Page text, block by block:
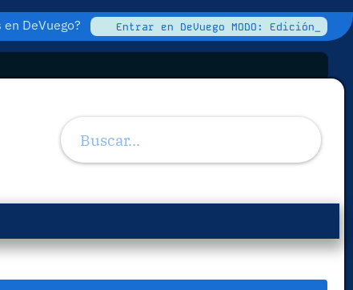
DeVuego? Entrar en DeVuego MODO: Edición_